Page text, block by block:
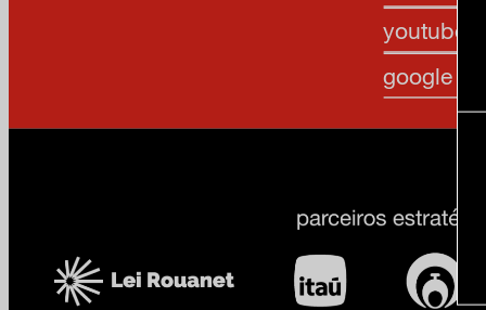
youtube
google